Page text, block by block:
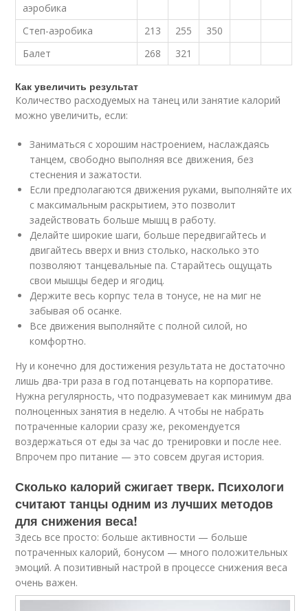
аэробика
Степ-аэробика 213 255
350
Балет
268 321
Как увеличить результат
Количество расходуемых на танец или занятие калорий
можно увеличить, если:
Заниматься с хорошим настроением, наслаждаясь
танцем, свободно выполняя все движения, без
стеснения и зажатости.
Если предполагаются движения руками, выполняйте их
с максимальным раскрытием, это позволит
задействовать больше мышц в работу.
Делайте широкие шаги, больше передвигайтесь и
двигайтесь вверх и вниз столько, насколько это
позволяют танцевальные па. Старайтесь ощущать
свои мышцы бедер и ягодиц.
Держите весь корпус тела в тонусе, не на миг не
забывая об осанке.
Все движения выполняйте с полной силой, но
комфортно.
Ну и конечно для достижения результата не достаточно
лишь два-три раза в год потанцевать на корпоративе.
Нужна регулярность, что подразумевает как минимум два
полноценных занятия в неделю. А чтобы не набрать
потраченные калории сразу же, рекомендуется
воздержаться от еды за час до тренировки и после нее.
Впрочем про питание — это совсем другая история.
Сколько калорий сжигает тверк. Психологи
считают танцы одним из лучших методов
для снижения веса!
Здесь все просто: больше активности — больше
потраченных калорий, бонусом — много положительных
эмоций. А позитивный настрой в процессе снижения веса
очень важен.